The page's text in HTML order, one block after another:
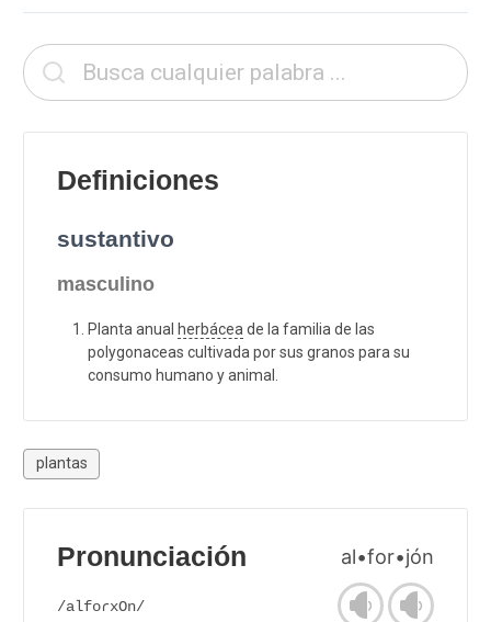
Definiciones
sustantivo
masculino
Planta anual herbácea de la familia de las
polygonaceas cultivada por sus granos para su
consumo humano y animal.
plantas
Pronunciación al•for•jón
/alfoɾxOn/